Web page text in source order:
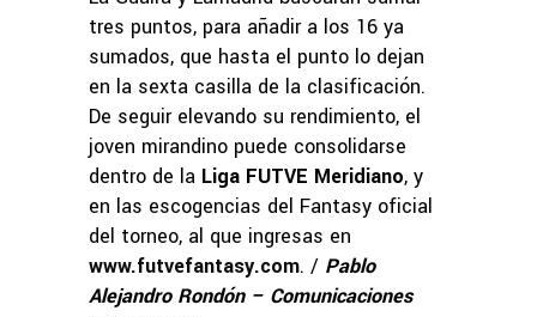
tres puntos, para añadir a los 16 ya
sumados, que hasta el punto lo dejan
en la sexta casilla de la clasificación.
De seguir elevando su rendimiento, el
joven mirandino puede consolidarse
dentro de la Liga FUTVE Meridiano, y
en las escogencias del Fantasy oficial
del torneo, al que ingresas en
www.futvefantasy.com. / Pablo
Alejandro Rondón – Comunicaciones